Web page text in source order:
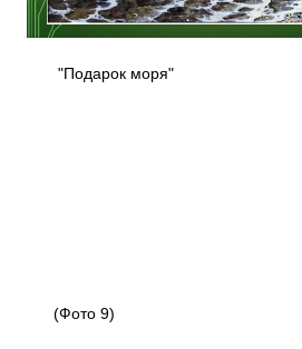
"Подарок моря"
(Фото 9)